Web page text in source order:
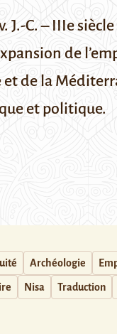
C. – IIIe
de
de la
et politique.
Archéologie
Nisa Traduction